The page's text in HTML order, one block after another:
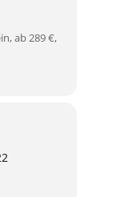
ab 289 €,